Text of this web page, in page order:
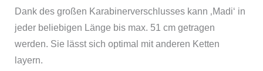
Dank des großen Karabinerverschlusses kann ‚Madi‘ in
jeder beliebigen Länge bis max. 51 cm getragen
werden. Sie lässt sich optimal mit anderen Ketten
layern.